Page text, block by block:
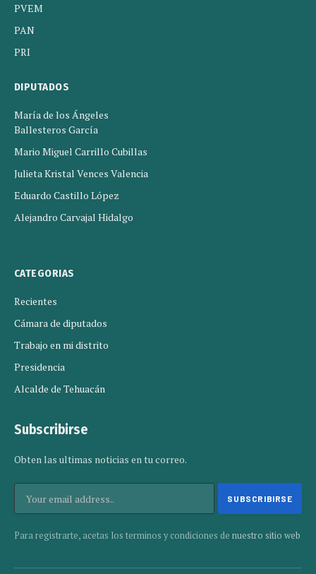
PVEM
PAN
PRI
DIPUTADOS
María de los Ángeles
Ballesteros García
Mario Miguel Carrillo Cubillas
Julieta Kristal Vences Valencia
Eduardo Castillo López
Alejandro Carvajal Hidalgo
CATEGORIAS
Recientes
Cámara de diputados
Trabajo en mi distrito
Presidencia
Alcalde de Tehuacán
Subscribirse
Obten las ultimas noticias en tu correo.
Para registrarte, acetas los terminos y condiciones de nuestro sitio web